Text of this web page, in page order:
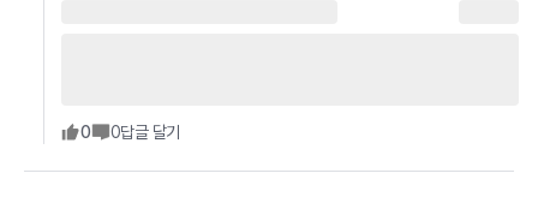
0 0답글 달기